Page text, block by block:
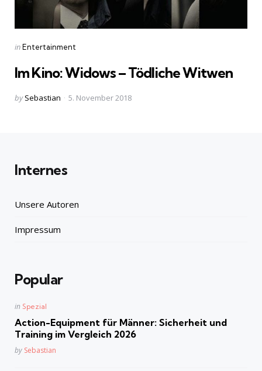
Categories
Posted
inEntertainment
Im Kino: Widows – Tödliche Witwen
Posted
by Sebastian 5. November 2018
Internes
Unsere Autoren
Impressum
Popular
Posted
in Spezial
Action-Equipment für Männer: Sicherheit und
Training im Vergleich 2026
Posted
by Sebastian